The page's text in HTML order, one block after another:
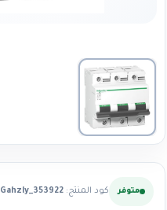
متوفر كود المنتج: Gahzly_353922